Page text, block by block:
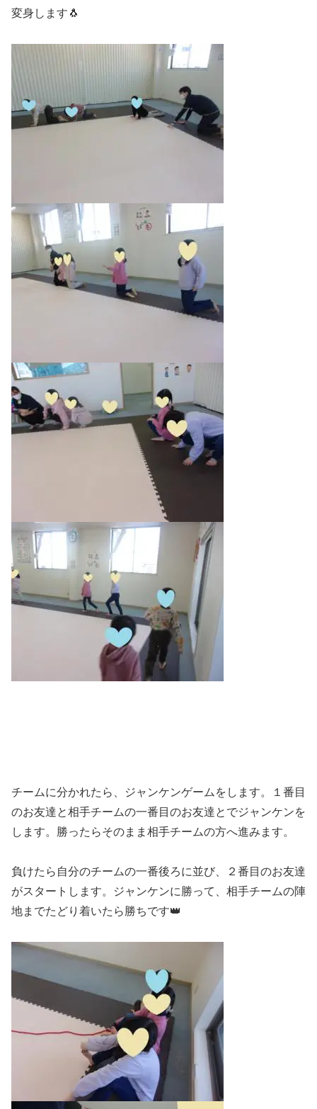
変身します🐧
チームに分かれたら、ジャンケンゲームをします。１番目
のお友達と相手チームの一番目のお友達とでジャンケンを
します。勝ったらそのまま相手チームの方へ進みます。
負けたら自分のチームの一番後ろに並び、２番目のお友達
がスタートします。ジャンケンに勝って、相手チームの陣
地までたどり着いたら勝ちです👑